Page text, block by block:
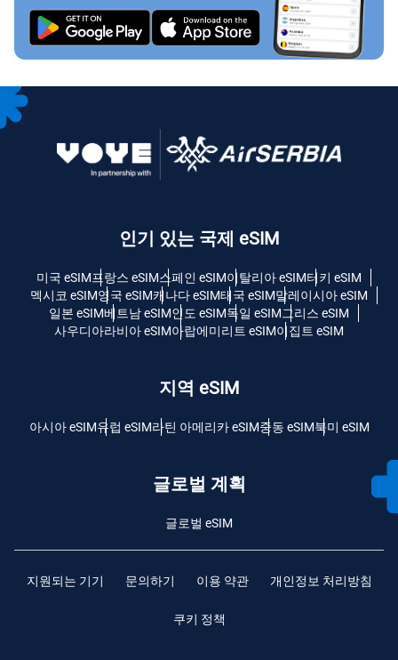
인기 있는 국제 eSIM
미국 eSIM프랑스 eSIM스페인 eSIM이탈리아 eSIM터키 eSIM
멕시코 eSIM영국 eSIM캐나다 eSIM태국 eSIM말레이시아 eSIM
일본 eSIM베트남 eSIM인도 eSIM독일 eSIM그리스 eSIM
사우디아라비아 eSIM아랍에미리트 eSIM이집트 eSIM
지역 eSIM
아시아 eSIM유럽 ​​eSIM라틴 아메리카 eSIM중동 eSIM북미 eSIM
글로벌 계획
글로벌 eSIM
지원되는 기기 문의하기 이용 약관 개인정보 처리방침
쿠키 정책